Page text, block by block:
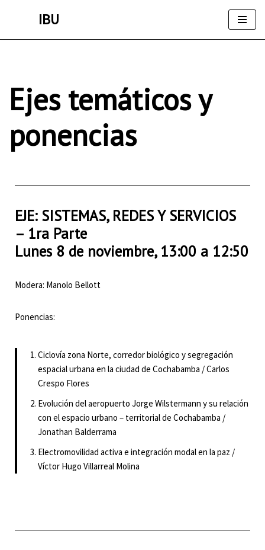
IBU
Ejes temáticos y
ponencias
EJE: SISTEMAS, REDES Y SERVICIOS
– 1ra Parte
Lunes 8 de noviembre, 13:00 a 12:50
Modera: Manolo Bellott
Ponencias:
Ciclovía zona Norte, corredor biológico y segregación
espacial urbana en la ciudad de Cochabamba / Carlos
Crespo Flores
Evolución del aeropuerto Jorge Wilstermann y su relación
con el espacio urbano – territorial de Cochabamba /
Jonathan Balderrama
Electromovilidad activa e integración modal en la paz /
Víctor Hugo Villarreal Molina